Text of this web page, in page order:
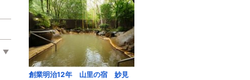
創業明治12年 山里の宿 妙見